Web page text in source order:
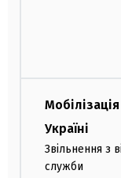
Україні
Звільнення з
служби